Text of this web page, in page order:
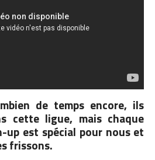
de temps encore, ils
cette ligue, mais chaque
up est spécial pour nous et
frissons.